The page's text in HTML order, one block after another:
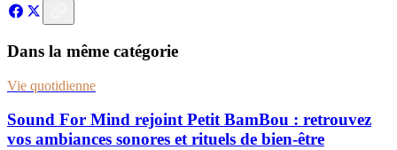
Dans la même catégorie
Vie quotidienne
Sound For Mind rejoint Petit BamBou : retrouvez
vos ambiances sonores et rituels de bien-être